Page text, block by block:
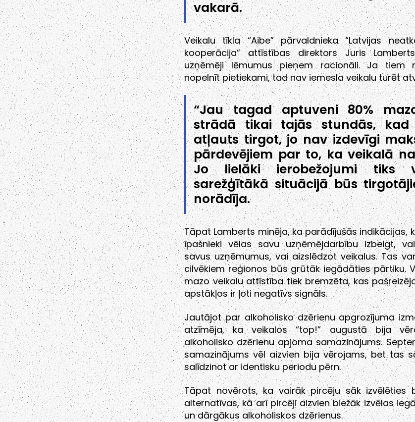
vakarā.
Veikalu tīkla “Aibe” pārvaldnieka “Latvijas
kooperācija” attīstības direktors Juris
uzņēmēji lēmumus pieņem racionāli. Ja tiem
nopelnīt pietiekami, tad nav iemesla veikalu turēt
“Jau tagad aptuveni 80%
strādā tikai tajās stundās, kad
atļauts tirgot, jo nav izdevīgi
pārdevējiem par to, ka veikalā
Jo lielāki ierobežojumi tiks
sarežģītākā situācijā būs
norādīja.
Tāpat Lamberts minēja, ka parādījušās indikācijas,
īpašnieki vēlas savu uzņēmējdarbību izbeigt,
savus uzņēmumus, vai aizslēdzot veikalus. Tas
cilvēkiem reģionos būs grūtāk iegādāties pārtiku.
mazo veikalu attīstība tiek bremzēta, kas
apstākļos ir ļoti negatīvs signāls.
Jautājot par alkoholisko dzērienu apgrozījuma
atzīmēja, ka veikalos “top!” augustā bija
alkoholisko dzērienu apjoma samazinājums.
samazinājums vēl aizvien bija vērojams, bet tas
salīdzinot ar identisku periodu pērn.
Tāpat novērots, ka vairāk pircēju sāk izvēlēties
alternatīvas, kā arī pircēji aizvien biežāk izvēlas
un dārgākus alkoholiskos dzērienus.